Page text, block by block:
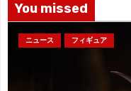
You missed
ニュース フィギュア